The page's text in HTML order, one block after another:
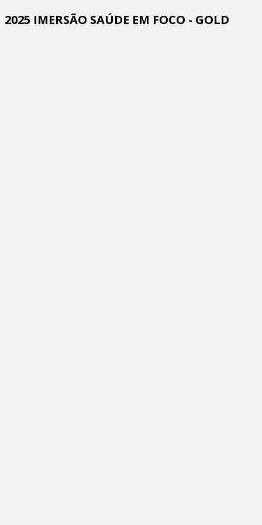
2025 IMERSÃO SAÚDE EM FOCO - GOLD